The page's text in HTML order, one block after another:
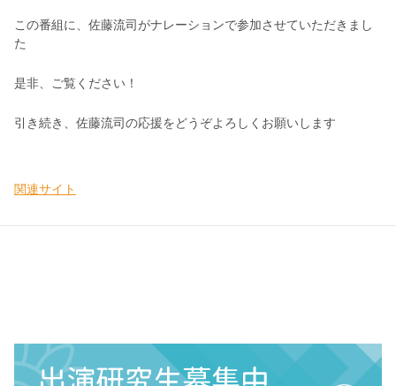
この番組に、佐藤流司がナレーションで参加させていただきまし
た
是非、ご覧ください！
引き続き、佐藤流司の応援をどうぞよろしくお願いします
関連サイト